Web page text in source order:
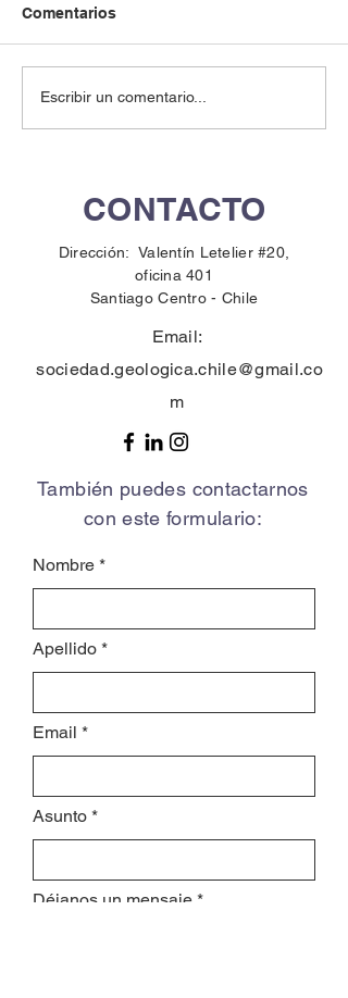
- XVII Congreso
Comentarios
Escribir un comentario...
CONTACTO
Dirección: Valentín Letelier #20,
oficina 401
Santiago Centro - Chile
Email:
sociedad.geologica.chile@gmail.co
m
También puedes contactarnos
con este formulario:
Nombre
Apellido
Email
Asunto
Déjanos un mensaje